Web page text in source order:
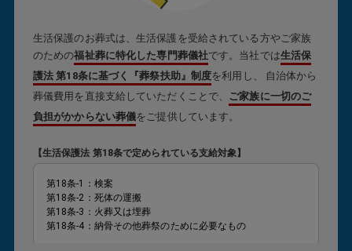
生活保護のお葬式は、生活保護を受給されている方やご家族
のための福祉葬に特化した専門葬儀社です。当社では生活保
護法 第18条に基づく『葬祭扶助』制度を利用し、 自治体から
葬儀費用を直接支給していただくことで、 ご家族に一切のご
負担がかからない葬儀をご提供しています。
【生活保護法 第18条で定められている支給対象】
第18条-1：検案
第18条-2：死体の運搬
第18条-3：火葬又は埋葬
第18条-4：納骨その他葬祭のために必要なもの